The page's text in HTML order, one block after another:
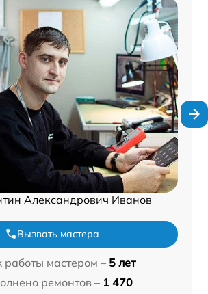
Александрович Иванов
Вызвать мастера
работы мастером – 5 лет
ремонтов – 1 470